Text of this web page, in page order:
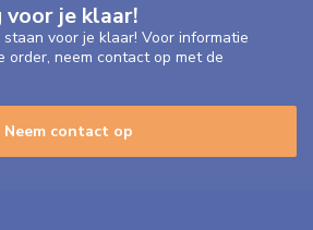
je klaar!
voor je klaar! Voor informatie
order, neem contact op met de
Neem contact op